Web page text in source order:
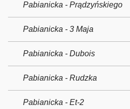
Pabianicka - Prądzyńskiego
Pabianicka - 3 Maja
Pabianicka - Dubois
Pabianicka - Rudzka
Pabianicka - Et-2